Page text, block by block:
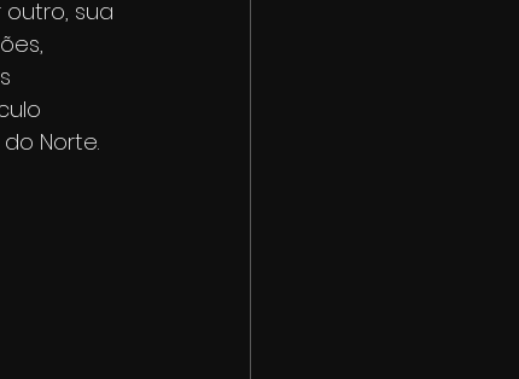
sua
Norte.